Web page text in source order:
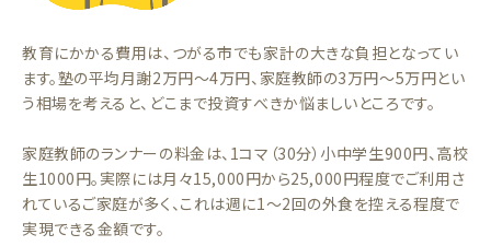
教育にかかる費用は、つがる市でも家計の大きな負担となってい
ます。塾の平均月謝2万円〜4万円、家庭教師の3万円〜5万円とい
う相場を考えると、どこまで投資すべきか悩ましいところです。
家庭教師のランナーの料金は、1コマ（30分）小中学生900円、高校
生1000円。実際には月々15,000円から25,000円程度でご利用さ
れているご家庭が多く、これは週に1〜2回の外食を控える程度で
実現できる金額です。